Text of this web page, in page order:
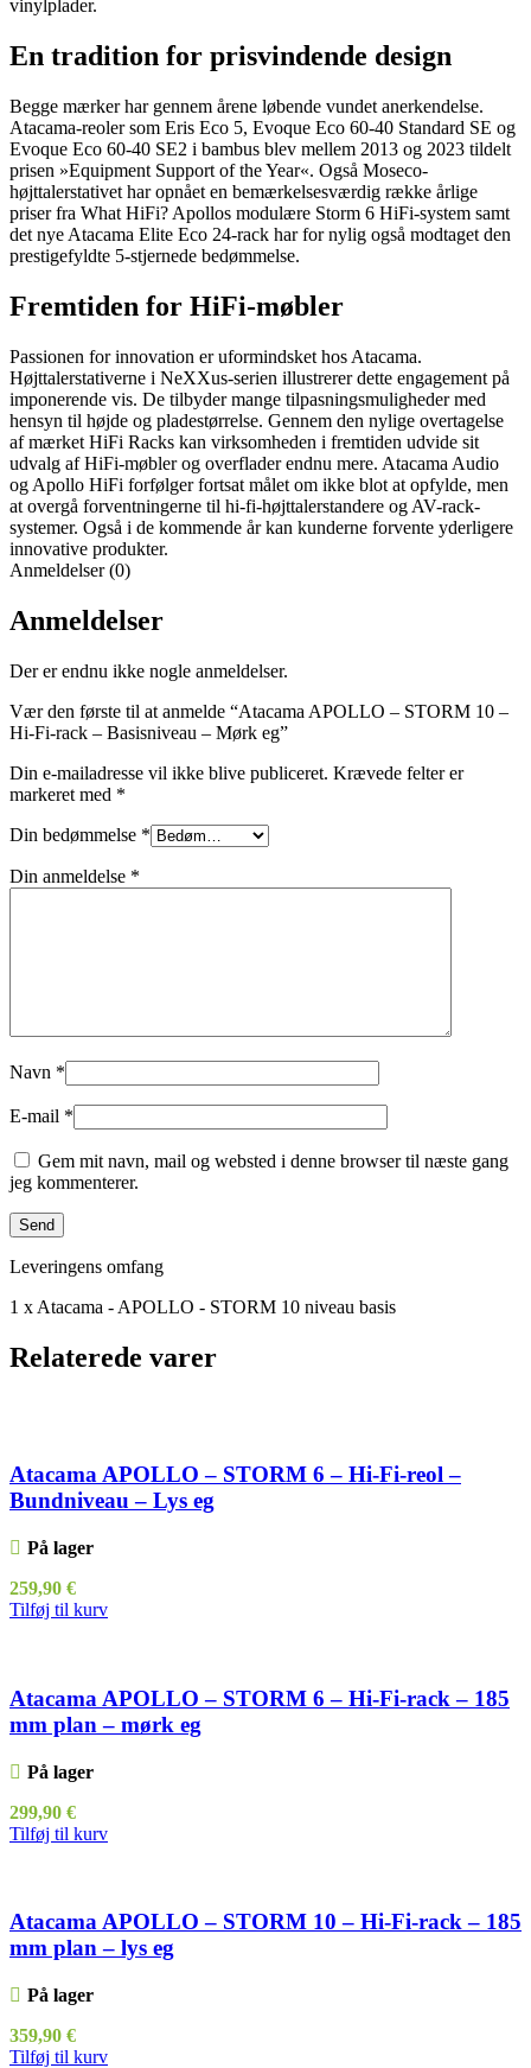
vinylplader.
En tradition for prisvindende design
Begge mærker har gennem årene løbende vundet anerkendelse.
Atacama-reoler som Eris Eco 5, Evoque Eco 60-40 Standard SE og
Evoque Eco 60-40 SE2 i bambus blev mellem 2013 og 2023 tildelt
prisen »Equipment Support of the Year«. Også Moseco-
højttalerstativet har opnået en bemærkelsesværdig række årlige
priser fra What HiFi? Apollos modulære Storm 6 HiFi-system samt
det nye Atacama Elite Eco 24-rack har for nylig også modtaget den
prestigefyldte 5-stjernede bedømmelse.
Fremtiden for HiFi-møbler
Passionen for innovation er uformindsket hos Atacama.
Højttalerstativerne i NeXXus-serien illustrerer dette engagement på
imponerende vis. De tilbyder mange tilpasningsmuligheder med
hensyn til højde og pladestørrelse. Gennem den nylige overtagelse
af mærket HiFi Racks kan virksomheden i fremtiden udvide sit
udvalg af HiFi-møbler og overflader endnu mere. Atacama Audio
og Apollo HiFi forfølger fortsat målet om ikke blot at opfylde, men
at overgå forventningerne til hi-fi-højttalerstandere og AV-rack-
systemer. Også i de kommende år kan kunderne forvente yderligere
innovative produkter.
Anmeldelser (0)
Anmeldelser
Der er endnu ikke nogle anmeldelser.
Vær den første til at anmelde “Atacama APOLLO – STORM 10 –
Hi-Fi-rack – Basisniveau – Mørk eg”
Din e-mailadresse vil ikke blive publiceret. Krævede felter er
markeret med *
Din bedømmelse *
Din anmeldelse *
Navn *
E-mail *
Gem mit navn, mail og websted i denne browser til næste gang
jeg kommenterer.
Leveringens omfang
1 x Atacama - APOLLO - STORM 10 niveau basis
Relaterede varer
Atacama APOLLO – STORM 6 – Hi-Fi-reol –
Bundniveau – Lys eg
På lager
259,90 €
Tilføj til kurv
Atacama APOLLO – STORM 6 – Hi-Fi-rack – 185
mm plan – mørk eg
På lager
299,90 €
Tilføj til kurv
Atacama APOLLO – STORM 10 – Hi-Fi-rack – 185
mm plan – lys eg
På lager
359,90 €
Tilføj til kurv